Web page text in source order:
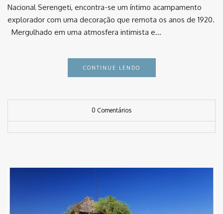
Nacional Serengeti, encontra-se um íntimo acampamento
explorador com uma decoração que remota os anos de 1920.
Mergulhado em uma atmosfera intimista e…
CONTINUE LENDO
0 Comentários